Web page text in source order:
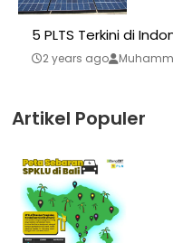
5 PLTS Terkini di
2 years ago
Artikel Populer